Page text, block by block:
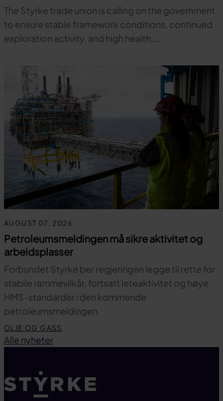
The Styrke trade union is calling on the government
to ensure stable framework conditions, continued
exploration activity, and high health,…
AUGUST 07, 2026
Petroleumsmeldingen må sikre aktivitet og
arbeidsplasser
Forbundet Styrke ber regjeringen legge til rette for
stabile rammevilkår, fortsatt leteaktivitet og høye
HMS-standarder i den kommende
petroleumsmeldingen.
OLJE OG GASS
Alle nyheter